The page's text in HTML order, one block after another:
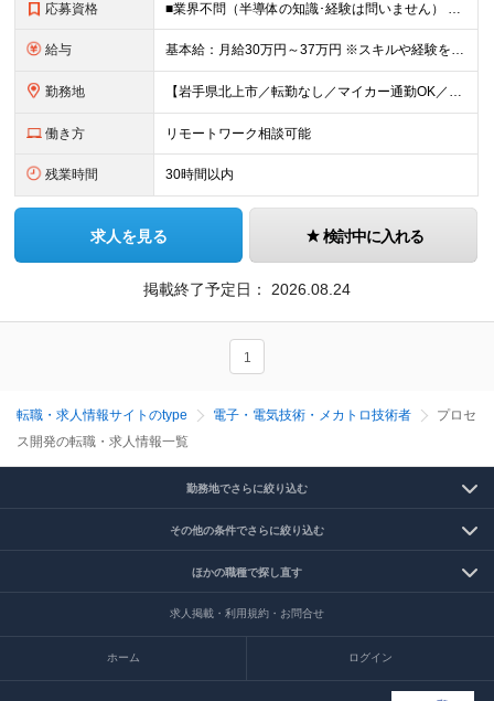
応募資格 ■業界不問（半導体の知識･経験は問いません） ■メーカーで生産技術・製造技術・生産管理・品質管理に携わった経験がある方 ◎工程立上げ・改善 ◎歩留り改善 ◎品質向上など ＜異業界の方も大歓迎！＞ 機
給与 基本給：月給30万円～37万円 ※スキルや経験を考慮し決定いたします ※残業が発生した場合は、別途支給 ★年収500万円～600万円 ★年収600万円以上での提示実績多数
勤務地 【岩手県北上市／転勤なし／マイカー通勤OK／会社最寄り駅から社員送迎バスあり】 ＜本社工場＞ 岩手県北上市北工業団地5-29 ★U・Iターン歓迎！ 引っ越し費用補助／自己負担2～3割の社宅制度があ
働き方 リモートワーク相談可能
残業時間 30時間以内
求人を見る 検討中に入れる
掲載終了予定日： 2026.08.24
1
転職・求人情報サイトのtype 電子・電気技術・メカトロ技術者
プロセ
ス開発の転職・求人情報一覧
勤務地でさらに絞り込む
その他の条件でさらに絞り込む
ほかの職種で探し直す
求人掲載・利用規約・お問合せ
ホーム ログイン